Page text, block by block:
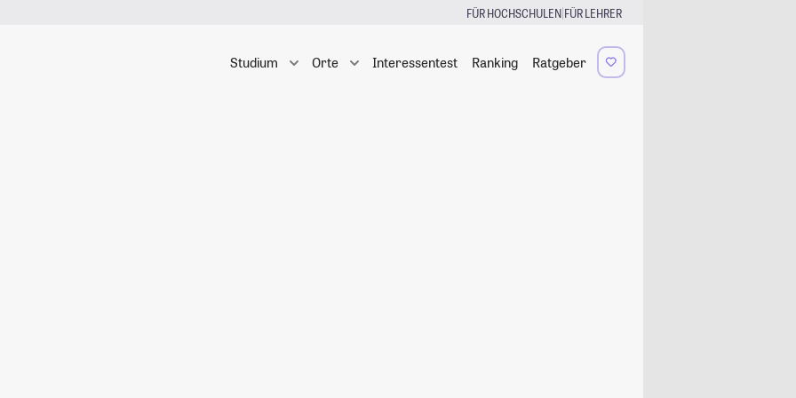
FÜR HOCHSCHULEN|FÜR LEHRER
Studium Orte Interessentest Ranking Ratgeber